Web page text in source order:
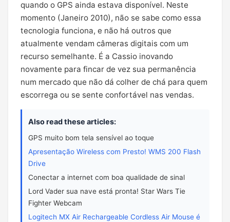
quando o GPS ainda estava disponível. Neste
momento (Janeiro 2010), não se sabe como essa
tecnologia funciona, e não há outros que
atualmente vendam câmeras digitais com um
recurso semelhante. É a Cassio inovando
novamente para fincar de vez sua permanência
num mercado que não dá colher de chá para quem
escorrega ou se sente confortável nas vendas.
Also read these articles:
GPS muito bom tela sensível ao toque
Apresentação Wireless com Presto! WMS 200 Flash
Drive
Conectar a internet com boa qualidade de sinal
Lord Vader sua nave está pronta! Star Wars Tie
Fighter Webcam
Logitech MX Air Rechargeable Cordless Air Mouse é